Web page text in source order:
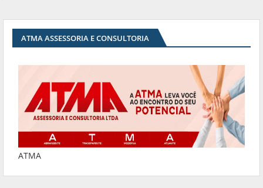
ATMA ASSESSORIA E CONSULTORIA
ATMA